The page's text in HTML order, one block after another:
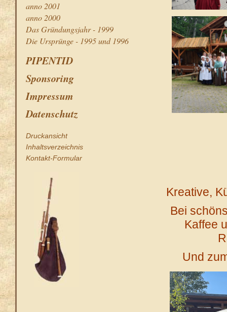
anno 2001
anno 2000
Das Gründungsjahr - 1999
Die Ursprünge - 1995 und 1996
PIPENTID
Sponsoring
Impressum
Datenschutz
Druckansicht
Inhaltsverzeichnis
Kontakt-Formular
Kreative,
Bei
Kaffee
Und